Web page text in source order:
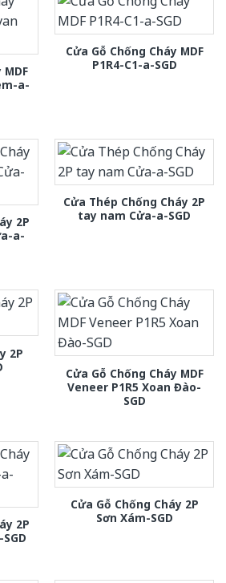
a-
Cửa Gỗ Chống Cháy MDF
P1R4-C1-a-SGD
2P
a-
Cửa Thép Chống Cháy 2P
tay nam Cửa-a-SGD
2P
Cửa Gỗ Chống Cháy MDF
Veneer P1R5 Xoan Đào-
SGD
2P
Cửa Gỗ Chống Cháy 2P
Sơn Xám-SGD